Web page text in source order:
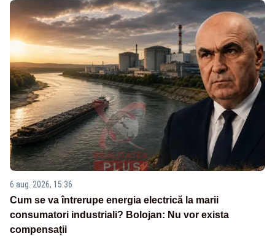
6 aug. 2026, 15:36
Cum se va întrerupe energia electrică la marii
consumatori industriali? Bolojan: Nu vor exista
compensații